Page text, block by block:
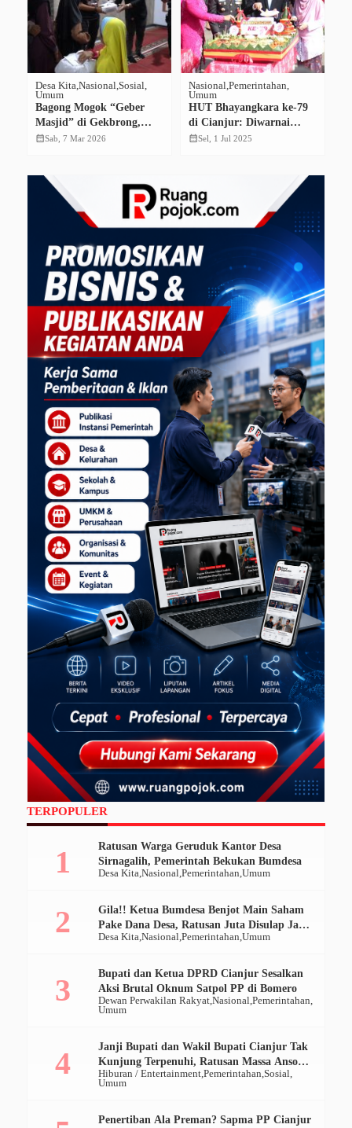
Desa Kita Nasional Sosial
Umum
Bagong Mogok “Geber
Masjid” di Gekbrong,
Bersihkan Tempat Ibadah
calendar_monthSab, 7 Mar 2026
Nasional Pemerintahan
Umum
HUT Bhayangkara ke-79
di Cianjur: Diwarnai
Penghargaan hingga
calendar_monthSel, 1 Jul 2025
TERPOPULER
Desa Kita Nasional Pemerintahan Umum
Ratusan Warga Geruduk Kantor Desa
Sirnagalih, Pemerintah Bekukan Bumdesa
Desa Kita Nasional Pemerintahan Umum
Gila!! Ketua Bumdesa Benjot Main Saham
Pake Dana Desa, Ratusan Juta Disulap Jadi
Ratusan Ribu
Dewan Perwakilan Rakyat Nasional Pemerintahan
Umum
Bupati dan Ketua DPRD Cianjur Sesalkan
Aksi Brutal Oknum Satpol PP di Bomero
Hiburan / Entertainment Pemerintahan Sosial
Umum
Janji Bupati dan Wakil Bupati Cianjur Tak
Kunjung Terpenuhi, Ratusan Massa Ansor
Geruduk Pendopo
Penertiban Ala Preman? Sapma PP Cianjur